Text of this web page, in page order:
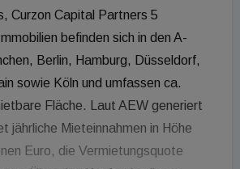
Curzon Capital Partners 5
befinden sich in den A-
Berlin, Hamburg, Düsseldorf,
sowie Köln und umfassen ca.
Fläche. Laut AEW generiert
jährliche Mieteinnahmen in Höhe
Euro, die Vermietungsquote